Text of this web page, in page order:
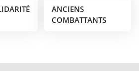
ANCIENS
COMBATTANTS